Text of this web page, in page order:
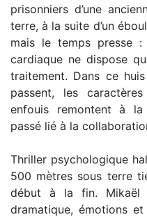
prisonniers d’une
terre, à la suite d’un
mais le temps presse
cardiaque ne dispose
traitement. Dans ce
passent, les
enfouis remontent à la
passé lié à la
Thriller psychologique
500 mètres sous terre
début à la fin. Mikaël
dramatique, émotions et